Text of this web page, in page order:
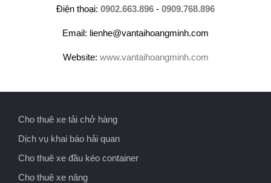
Điện thoại: 0902.663.896 - 0909.768.896
Email: lienhe@vantaihoangminh.com
Website: www.vantaihoangminh.com
Cho thuê xe tải chở hàng
Dịch vụ khai báo hải quan
Cho thuê xe đầu kéo container
Cho thuê xe nâng